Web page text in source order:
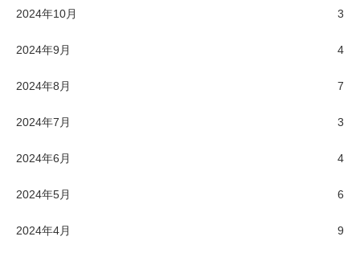
2024年10月 3
2024年9月 4
2024年8月 7
2024年7月 3
2024年6月 4
2024年5月 6
2024年4月 9